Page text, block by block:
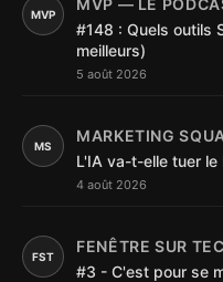
MVP
#148 : Quels outils
meilleurs)
5 août 2026
MS
MARKETING
L'IA va-t-elle tuer le
4 août 2026
FST
FENÊTRE SUR
#3 - C'est pour se